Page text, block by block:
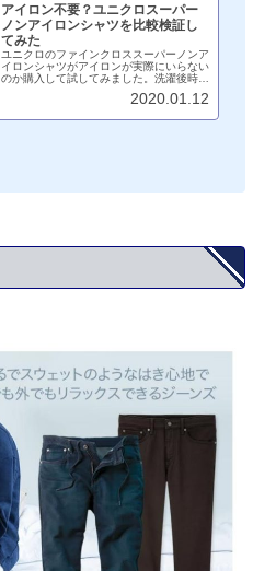
アイロン不要？ユニクロスーパー
ノンアイロンシャツを比較検証し
てみた
ユニクロのファインクロススーパーノンア
イロンシャツがアイロンが実際にいらない
のか購入して試してみました。洗濯後時間
することで、キレイにかついい匂いでシャ
2020.01.12